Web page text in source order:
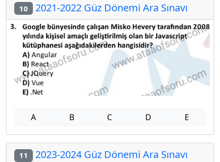
10 2021-2022 Güz Dönemi Ara Sınavı
A B C D E
11 2023-2024 Güz Dönemi Ara Sınavı